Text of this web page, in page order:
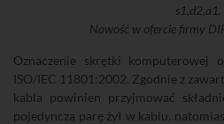
s1,d2,a1.
Nowość w ofercie firmy
Oznaczenie skrętki komputerowej
ISO/IEC 11801:2002. Zgodnie z
kabla powinien przyjmować
pojedynczą parę żył w kablu,